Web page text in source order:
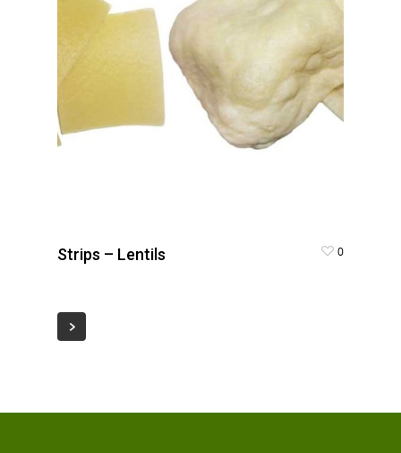
Strips – Lentils 0